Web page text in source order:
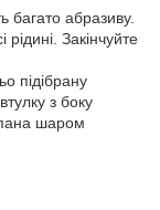
багато абразиву.
Закінчуйте
підібрану
з боку
шаром